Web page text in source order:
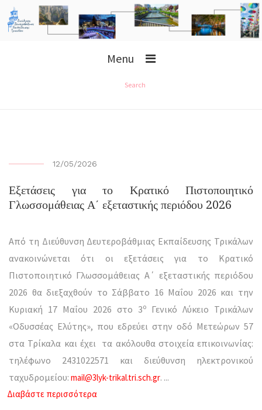
Menu
Search
12/05/2026
Εξετάσεις για το Κρατικό Πιστοποιητικό
Γλωσσομάθειας Α΄ εξεταστικής περιόδου 2026
Από τη Διεύθυνση Δευτεροβάθμιας Εκπαίδευσης Τρικάλων
ανακοινώνεται ότι οι εξετάσεις για το Κρατικό
Πιστοποιητικό Γλωσσομάθειας Α΄ εξεταστικής περιόδου
2026 θα διεξαχθούν το Σάββατο 16 Μαΐου 2026 και την
Κυριακή 17 Μαΐου 2026 στο 3ο
Γενικό Λύκειο Τρικάλων
«Οδυσσέας Ελύτης», που εδρεύει στην οδό Μετεώρων 57
στα Τρίκαλα και έχει τα ακόλουθα στοιχεία επικοινωνίας:
τηλέφωνο 2431022571 και διεύθυνση ηλεκτρονικού
ταχυδρομείου: mail@3lyk-trikal.tri.sch.gr. ...
Διαβάστε περισσότερα